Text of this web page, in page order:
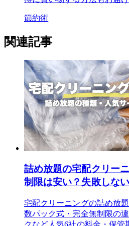
節約術
関連記事
詰め放題の宅配クリー
制限は安い？失敗しな
宅配クリーニングの詰め放
数パック式・完全無制限の
クなど人気6社の料金・保管